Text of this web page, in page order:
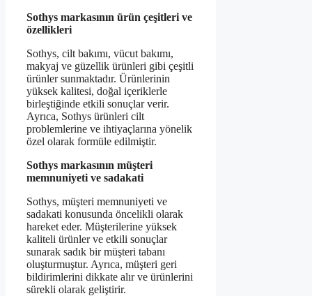
Sothys markasının ürün çeşitleri ve
özellikleri
Sothys, cilt bakımı, vücut bakımı,
makyaj ve güzellik ürünleri gibi çeşitli
ürünler sunmaktadır. Ürünlerinin
yüksek kalitesi, doğal içeriklerle
birleştiğinde etkili sonuçlar verir.
Ayrıca, Sothys ürünleri cilt
problemlerine ve ihtiyaçlarına yönelik
özel olarak formüle edilmiştir.
Sothys markasının müşteri
memnuniyeti ve sadakati
Sothys, müşteri memnuniyeti ve
sadakati konusunda öncelikli olarak
hareket eder. Müşterilerine yüksek
kaliteli ürünler ve etkili sonuçlar
sunarak sadık bir müşteri tabanı
oluşturmuştur. Ayrıca, müşteri geri
bildirimlerini dikkate alır ve ürünlerini
sürekli olarak geliştirir.